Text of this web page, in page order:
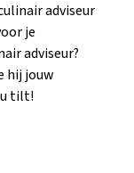
adviseur
je
adviseur?
hij jouw
tilt!